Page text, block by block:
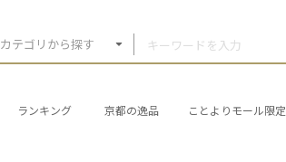
カテゴリから探す
ランキング 京都の逸品 ことよりモール限定